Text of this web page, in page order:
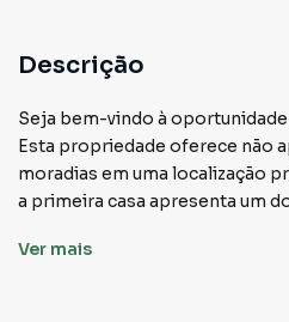
Descrição
Seja bem-vindo à
Esta propriedade oferece não
moradias em uma localização
a primeira casa apresenta um
e um quintal privativo, ideal
Ver mais